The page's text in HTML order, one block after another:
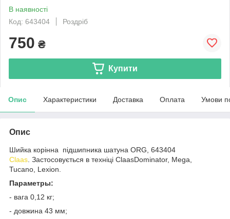
В наявності
Код: 643404
Роздріб
750 ₴
Купити
Опис Характеристики Доставка Оплата Умови
Опис
Шийка корінна підшипника шатуна ORG, 643404
Claas . Застосовується в техніці ClaasDominator, Mega,
Tucano, Lexion.
Параметры:
- вага 0,12 кг;
- довжина 43 мм;